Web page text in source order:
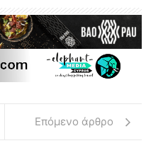
Επόμενο άρθρο